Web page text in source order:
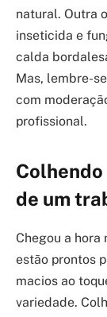
natural. Outra
inseticida e
calda
Mas, lembre-
com
profissional.
de um
Chegou a hora
estão prontos
macios ao
variedade.